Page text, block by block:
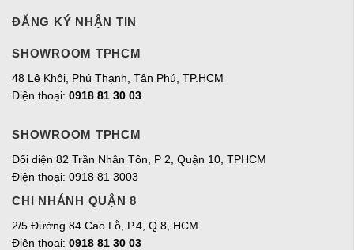
ĐĂNG KÝ NHẬN TIN
SHOWROOM TPHCM
48 Lê Khôi, Phú Thạnh, Tân Phú, TP.HCM
Điện thoại: 0918 81 30 03
SHOWROOM TPHCM
Đối diện 82 Trần Nhân Tôn, P 2, Quận 10, TPHCM
Điện thoại: 0918 81 3003
CHI NHÁNH QUẬN 8
2/5 Đường 84 Cao Lỗ, P.4, Q.8, HCM
Điện thoại: 0918 81 30 03